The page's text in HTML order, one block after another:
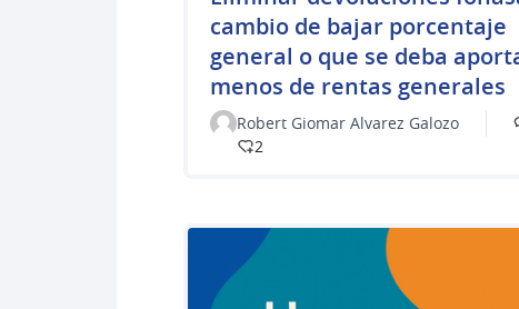
cambio de bajar porcentaje
general o que se deba
menos de rentas generales
Robert Giomar Alvarez Galozo
2